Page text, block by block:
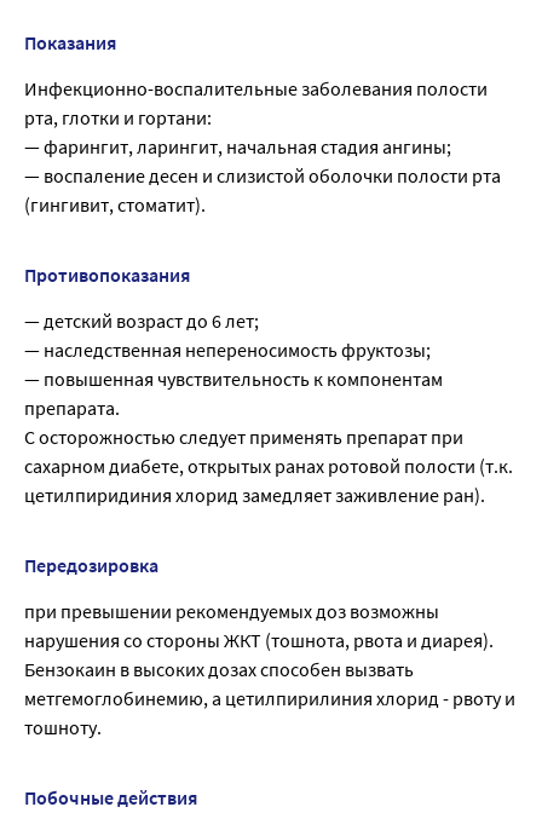
Показания
Инфекционно-воспалительные заболевания полости
рта, глотки и гортани:
— фарингит, ларингит, начальная стадия ангины;
— воспаление десен и слизистой оболочки полости рта
(гингивит, стоматит).
Противопоказания
— детский возраст до 6 лет;
— наследственная непереносимость фруктозы;
— повышенная чувствительность к компонентам
препарата.
С осторожностью следует применять препарат при
сахарном диабете, открытых ранах ротовой полости (т.к.
цетилпиридиния хлорид замедляет заживление ран).
Передозировка
при превышении рекомендуемых доз возможны
нарушения со стороны ЖКТ (тошнота, рвота и диарея).
Бензокаин в высоких дозах способен вызвать
метгемоглобинемию, а цетилпирилиния хлорид - рвоту и
тошноту.
Побочные действия